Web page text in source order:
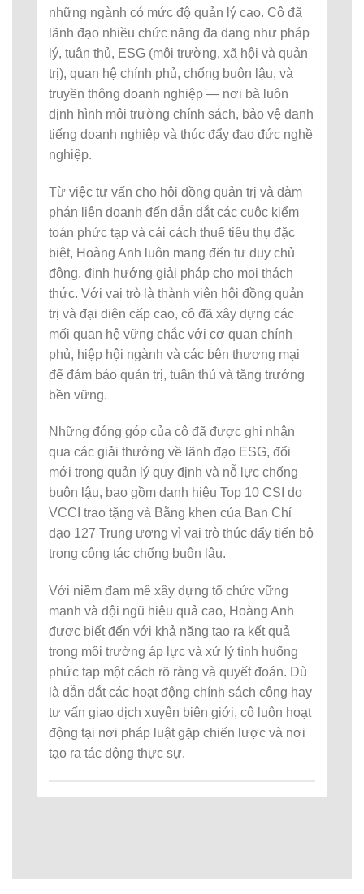
những ngành có mức độ quản lý cao. Cô đã
lãnh đạo nhiều chức năng đa dạng như pháp
lý, tuân thủ, ESG (môi trường, xã hội và quản
trị), quan hệ chính phủ, chống buôn lậu, và
truyền thông doanh nghiệp — nơi bà luôn
định hình môi trường chính sách, bảo vệ danh
tiếng doanh nghiệp và thúc đẩy đạo đức nghề
nghiệp.
Từ việc tư vấn cho hội đồng quản trị và đàm
phán liên doanh đến dẫn dắt các cuộc kiểm
toán phức tạp và cải cách thuế tiêu thụ đặc
biệt, Hoàng Anh luôn mang đến tư duy chủ
động, định hướng giải pháp cho mọi thách
thức. Với vai trò là thành viên hội đồng quản
trị và đại diện cấp cao, cô đã xây dựng các
mối quan hệ vững chắc với cơ quan chính
phủ, hiệp hội ngành và các bên thương mại
để đảm bảo quản trị, tuân thủ và tăng trưởng
bền vững.
Những đóng góp của cô đã được ghi nhận
qua các giải thưởng về lãnh đạo ESG, đổi
mới trong quản lý quy định và nỗ lực chống
buôn lậu, bao gồm danh hiệu Top 10 CSI do
VCCI trao tặng và Bằng khen của Ban Chỉ
đạo 127 Trung ương vì vai trò thúc đẩy tiến bộ
trong công tác chống buôn lậu.
Với niềm đam mê xây dựng tổ chức vững
mạnh và đội ngũ hiệu quả cao, Hoàng Anh
được biết đến với khả năng tạo ra kết quả
trong môi trường áp lực và xử lý tình huống
phức tạp một cách rõ ràng và quyết đoán. Dù
là dẫn dắt các hoạt động chính sách công hay
tư vấn giao dịch xuyên biên giới, cô luôn hoạt
động tại nơi pháp luật gặp chiến lược và nơi
tạo ra tác động thực sự.